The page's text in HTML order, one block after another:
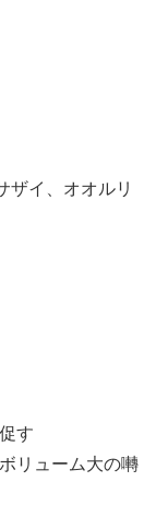
ザイ、オオルリ
す
リューム大の囀